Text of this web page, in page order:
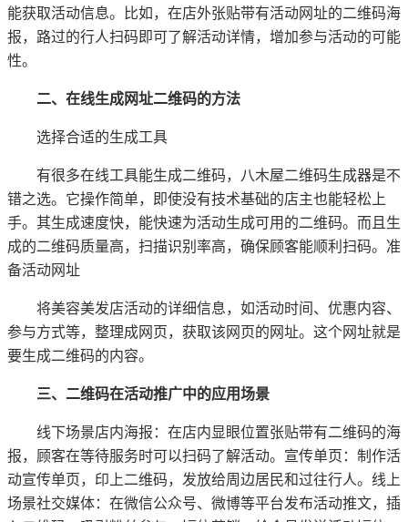
能获取活动信息。比如，在店外张贴带有活动网址的二维码海
报，路过的行人扫码即可了解活动详情，增加参与活动的可能
性。
二、在线生成网址二维码的方法
选择合适的生成工具
有很多在线工具能生成二维码，八木屋二维码生成器是不
错之选。它操作简单，即使没有技术基础的店主也能轻松上
手。其生成速度快，能快速为活动生成可用的二维码。而且生
成的二维码质量高，扫描识别率高，确保顾客能顺利扫码。准
备活动网址
将美容美发店活动的详细信息，如活动时间、优惠内容、
参与方式等，整理成网页，获取该网页的网址。这个网址就是
要生成二维码的内容。
三、二维码在活动推广中的应用场景
线下场景店内海报：在店内显眼位置张贴带有二维码的海
报，顾客在等待服务时可以扫码了解活动。宣传单页：制作活
动宣传单页，印上二维码，发放给周边居民和过往行人。线上
场景社交媒体：在微信公众号、微博等平台发布活动推文，插